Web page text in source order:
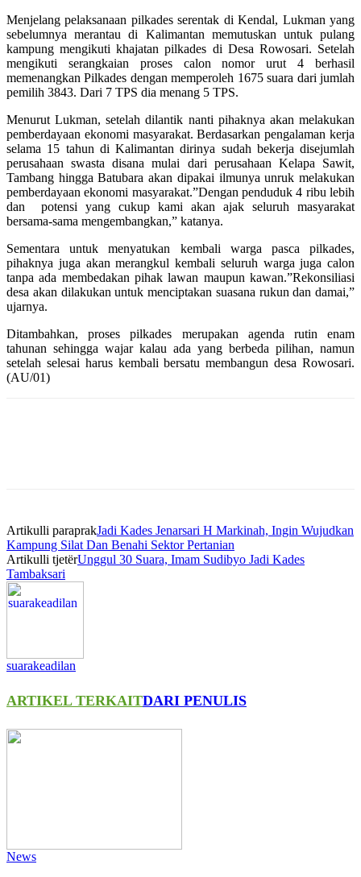
Menjelang pelaksanaan pilkades serentak di Kendal, Lukman yang
sebelumnya merantau di Kalimantan memutuskan untuk pulang
kampung mengikuti khajatan pilkades di Desa Rowosari. Setelah
mengikuti serangkaian proses calon nomor urut 4 berhasil
memenangkan Pilkades dengan memperoleh 1675 suara dari jumlah
pemilih 3843. Dari 7 TPS dia menang 5 TPS.
Menurut Lukman, setelah dilantik nanti pihaknya akan melakukan
pemberdayaan ekonomi masyarakat. Berdasarkan pengalaman kerja
selama 15 tahun di Kalimantan dirinya sudah bekerja disejumlah
perusahaan swasta disana mulai dari perusahaan Kelapa Sawit,
Tambang hingga Batubara akan dipakai ilmunya unruk melakukan
pemberdayaan ekonomi masyarakat.”Dengan penduduk 4 ribu lebih
dan
potensi yang cukup kami akan ajak seluruh masyarakat
bersama-sama mengembangkan,” katanya.
Sementara untuk menyatukan kembali warga pasca pilkades,
pihaknya juga akan merangkul kembali seluruh warga juga calon
tanpa ada membedakan pihak lawan maupun kawan.”Rekonsiliasi
desa akan dilakukan untuk menciptakan suasana rukun dan damai,”
ujarnya.
Ditambahkan, proses pilkades merupakan agenda rutin enam
tahunan sehingga wajar kalau ada yang berbeda pilihan, namun
setelah selesai harus kembali bersatu membangun desa Rowosari.
(AU/01)
Artikulli paraprakJadi Kades Jenarsari H Markinah, Ingin Wujudkan
Kampung Silat Dan Benahi Sektor Pertanian
Artikulli tjetërUnggul 30 Suara, Imam Sudibyo Jadi Kades
Tambaksari
suarakeadilan
ARTIKEL TERKAITDARI PENULIS
News